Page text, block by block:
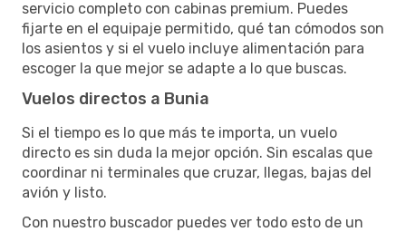
servicio completo con cabinas premium. Puedes
fijarte en el equipaje permitido, qué tan cómodos son
los asientos y si el vuelo incluye alimentación para
escoger la que mejor se adapte a lo que buscas.
Vuelos directos a Bunia
Si el tiempo es lo que más te importa, un vuelo
directo es sin duda la mejor opción. Sin escalas que
coordinar ni terminales que cruzar, llegas, bajas del
avión y listo.
Con nuestro buscador puedes ver todo esto de un